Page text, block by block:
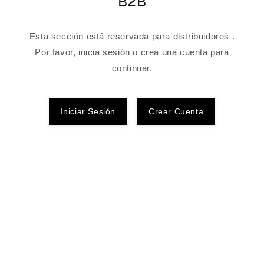
Esta sección está reservada para distribuidores .
Por favor, inicia sesión o crea una cuenta para
continuar.
Iniciar Sesión Crear Cuenta